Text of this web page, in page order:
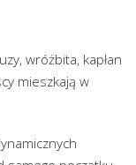
wróżbita, kapłan
mieszkają w